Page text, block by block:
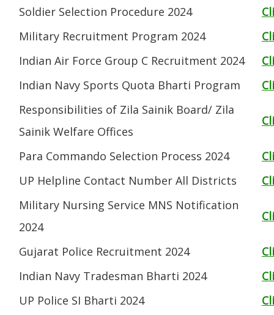
Soldier Selection Procedure 2024
Military Recruitment Program 2024
Indian Air Force Group C Recruitment 2024
Indian Navy Sports Quota Bharti Program
Responsibilities of Zila Sainik Board/ Zila
Sainik Welfare Offices
Para Commando Selection Process 2024
UP Helpline Contact Number All Districts
Military Nursing Service MNS Notification
2024
Gujarat Police Recruitment 2024
Indian Navy Tradesman Bharti 2024
UP Police SI Bharti 2024